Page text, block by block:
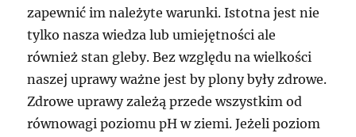
zapewnić im należyte warunki. Istotna jest nie
tylko nasza wiedza lub umiejętności ale
również stan gleby. Bez względu na wielkości
naszej uprawy ważne jest by plony były zdrowe.
Zdrowe uprawy zależą przede wszystkim od
równowagi poziomu pH w ziemi. Jeżeli poziom